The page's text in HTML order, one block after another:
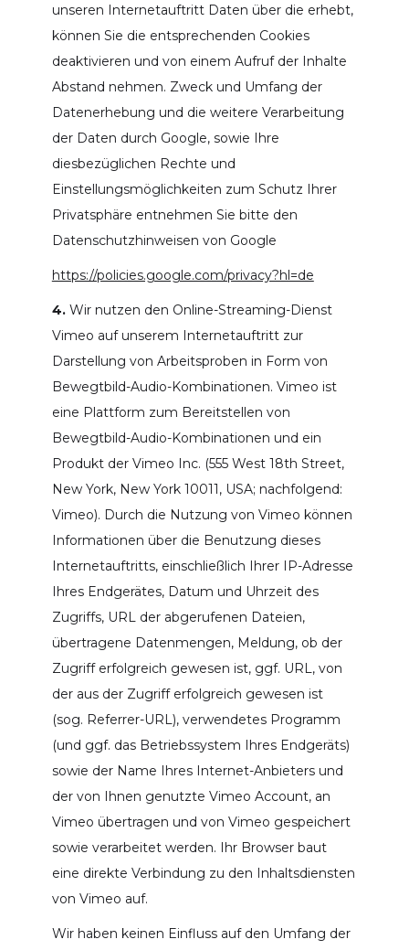
unseren Internetauftritt Daten über die erhebt,
können Sie die entsprechenden Cookies
deaktivieren und von einem Aufruf der Inhalte
Abstand nehmen. Zweck und Umfang der
Datenerhebung und die weitere Verarbeitung
der Daten durch Google, sowie Ihre
diesbezüglichen Rechte und
Einstellungsmöglichkeiten zum Schutz Ihrer
Privatsphäre entnehmen Sie bitte den
Datenschutzhinweisen von Google
https://policies.google.com/privacy?hl=de
4.Wir nutzen den Online-Streaming-Dienst
Vimeo auf unserem Internetauftritt zur
Darstellung von Arbeitsproben in Form von
Bewegtbild-Audio-Kombinationen. Vimeo ist
eine Plattform zum Bereitstellen von
Bewegtbild-Audio-Kombinationen und ein
Produkt der Vimeo Inc. (555 West 18th Street,
New York, New York 10011, USA; nachfolgend:
Vimeo). Durch die Nutzung von Vimeo können
Informationen über die Benutzung dieses
Internetauftritts, einschließlich Ihrer IP-Adresse
Ihres Endgerätes, Datum und Uhrzeit des
Zugriffs, URL der abgerufenen Dateien,
übertragene Datenmengen, Meldung, ob der
Zugriff erfolgreich gewesen ist, ggf. URL, von
der aus der Zugriff erfolgreich gewesen ist
(sog. Referrer-URL), verwendetes Programm
(und ggf. das Betriebssystem Ihres Endgeräts)
sowie der Name Ihres Internet-Anbieters und
der von Ihnen genutzte Vimeo Account, an
Vimeo übertragen und von Vimeo gespeichert
sowie verarbeitet werden. Ihr Browser baut
eine direkte Verbindung zu den Inhaltsdiensten
von Vimeo auf.
Wir haben keinen Einfluss auf den Umfang der